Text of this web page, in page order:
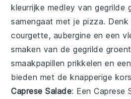
kleurrijke medley vangegrilde
samengaat met je pizza. Denk
courgette, aubergine en een
smaken van degegrilde
smaakpapillen prikkelen en
bieden met de knapperige
Caprese Salade: EenCaprese